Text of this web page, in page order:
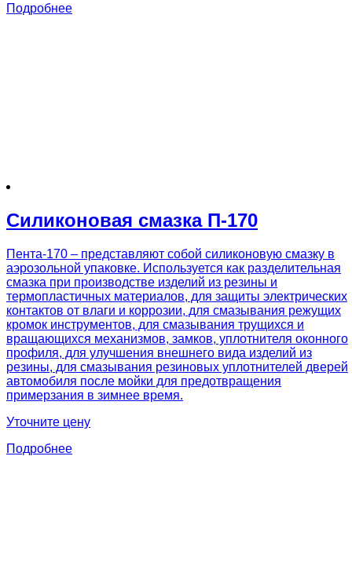
Подробнее
Силиконовая смазка П-170
Пента-170 – представляют собой силиконовую смазку в
аэрозольной упаковке. Используется как разделительная
смазка при производстве изделий из резины и
термопластичных материалов, для защиты электрических
контактов от влаги и коррозии, для смазывания режущих
кромок инструментов, для смазывания трущихся и
вращающихся механизмов, замков, уплотнителя оконного
профиля, для улучшения внешнего вида изделий из
резины, для смазывания резиновых уплотнителей дверей
автомобиля после мойки для предотвращения
примерзания в зимнее время.
Уточните цену
Подробнее